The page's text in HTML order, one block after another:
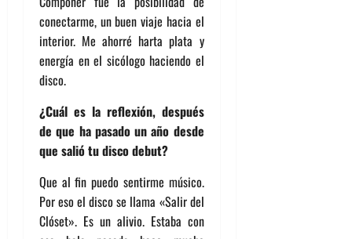
conectarme, un buen viaje hacia el
interior. Me ahorré harta plata y
energía en el sicólogo haciendo el
disco.
¿Cuál es la reflexión, después
de que ha pasado un año desde
que salió tu disco debut?
Que al fin puedo sentirme músico.
Por eso el disco se llama «Salir del
Clóset». Es un alivio. Estaba con